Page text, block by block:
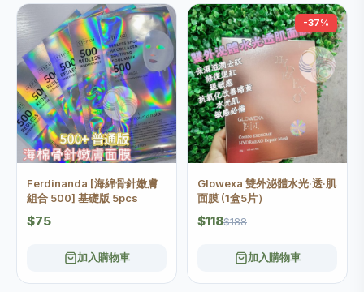
Ferdinanda [海綿骨針嫩膚
組合 500] 基礎版 5pcs
$75
加入購物車
-37%
Glowexa 雙外泌體水光·透·肌
面膜 (1盒5片）
$118$188
加入購物車